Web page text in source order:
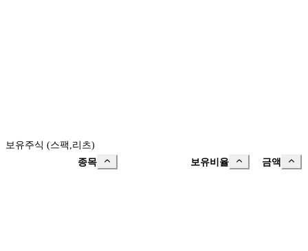
보유주식 (스팩,리츠)
종목
보유비율 금액